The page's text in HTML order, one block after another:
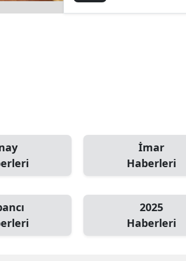
Erzurum
Eskişehir
Giresun
İmar
Haberleri
2025
Haberleri